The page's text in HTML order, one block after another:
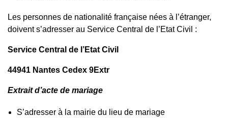
Les personnes de nationalité française nées à l’étranger,
doivent s’adresser au Service Central de l’Etat Civil :
Service Central de l’Etat Civil
44941 Nantes Cedex 9Extr
Extrait d’acte de mariage
S’adresser à la mairie du lieu de mariage